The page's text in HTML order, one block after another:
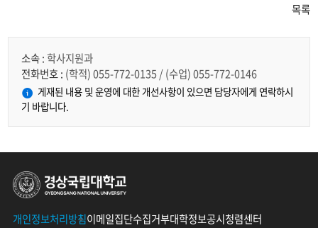
목록
소속 :학사지원과
전화번호 : (학적) 055-772-0135 / (수업) 055-772-0146
게재된 내용 및 운영에 대한 개선사항이 있으면 담당자에게 연락하시
기 바랍니다.
개인정보처리방침이메일집단수집거부대학정보공시청렴센터